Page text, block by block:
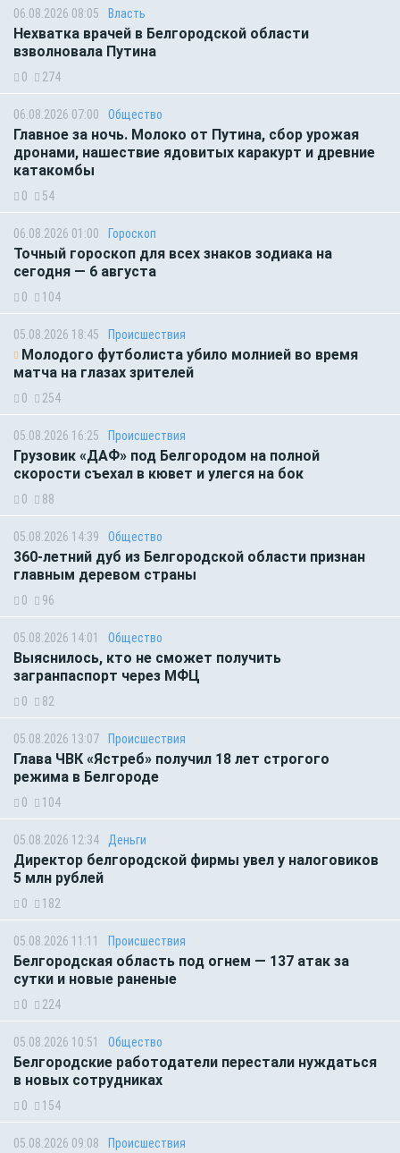
06.08.2026 08:05 Власть
Нехватка врачей в Белгородской области
взволновала Путина
0 274
06.08.2026 07:00 Общество
Главное за ночь. Молоко от Путина, сбор урожая
дронами, нашествие ядовитых каракурт и древние
катакомбы
0 54
06.08.2026 01:00 Гороскоп
Точный гороскоп для всех знаков зодиака на
сегодня — 6 августа
0 104
05.08.2026 18:45 Происшествия
Молодого футболиста убило молнией во время
матча на глазах зрителей
0 254
05.08.2026 16:25 Происшествия
Грузовик «ДАФ» под Белгородом на полной
скорости съехал в кювет и улегся на бок
0 88
05.08.2026 14:39 Общество
360-летний дуб из Белгородской области признан
главным деревом страны
0 96
05.08.2026 14:01 Общество
Выяснилось, кто не сможет получить
загранпаспорт через МФЦ
0 82
05.08.2026 13:07 Происшествия
Глава ЧВК «Ястреб» получил 18 лет строгого
режима в Белгороде
0 104
05.08.2026 12:34 Деньги
Директор белгородской фирмы увел у налоговиков
5 млн рублей
0 182
05.08.2026 11:11 Происшествия
Белгородская область под огнем — 137 атак за
сутки и новые раненые
0 224
05.08.2026 10:51 Общество
Белгородские работодатели перестали нуждаться
в новых сотрудниках
0 154
05.08.2026 09:08 Происшествия